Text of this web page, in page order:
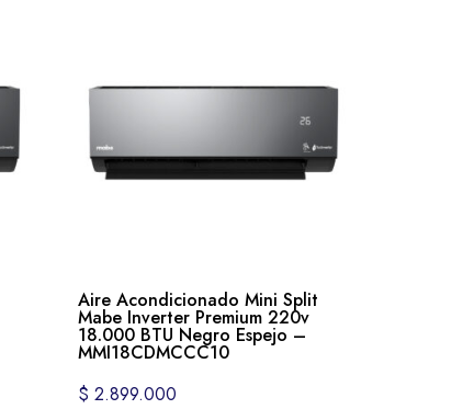
Aire Acondicionado Mini Split
Mabe Inverter Premium 220v
18.000 BTU Negro Espejo –
MMI18CDMCCC10
$ 2.899.000